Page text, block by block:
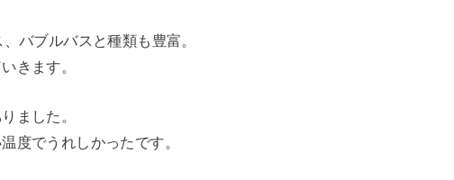
バブルバスと種類も豊富。
きます。
ました。
度でうれしかったです。